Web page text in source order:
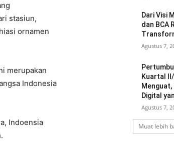
stasiun,
ornamen
merupakan
Indonesia
Indoensia
Dari Visi
dan BCA
Agustus 7,
Kuartal
Digital
Agustus 7,
Muat lebih